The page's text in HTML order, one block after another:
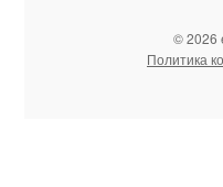
© 2026
Политика